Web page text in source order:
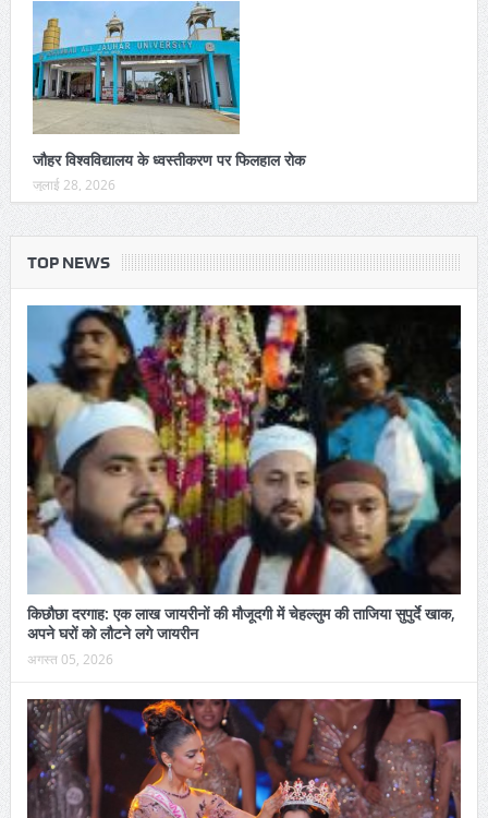
जौहर विश्वविद्यालय के ध्वस्तीकरण पर फिलहाल रोक
जुलाई 28, 2026
TOP NEWS
किछौछा दरगाह: एक लाख जायरीनों की मौजूदगी में चेहल्लुम की ताजिया सुपुर्दे खाक,
अपने घरों को लौटने लगे जायरीन
अगस्त 05, 2026